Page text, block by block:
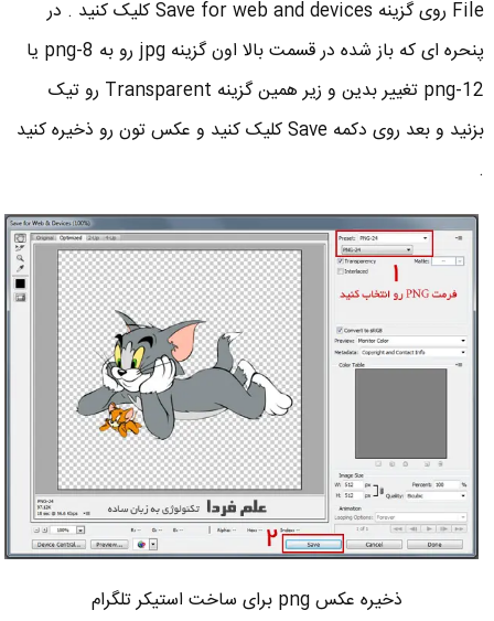
File روی گزینه Save for web and devices کلیک کنید . در
پنحره ای که باز شده در قسمت بالا اون گزینه jpg رو به png-8 یا
png-12 تغییر بدین و زیر همین گزینه Transparent رو تیک
بزنید و بعد روی دکمه Save کلیک کنید و عکس تون رو ذخیره کنید
.
ذخیره عکس png برای ساخت استیکر تلگرام